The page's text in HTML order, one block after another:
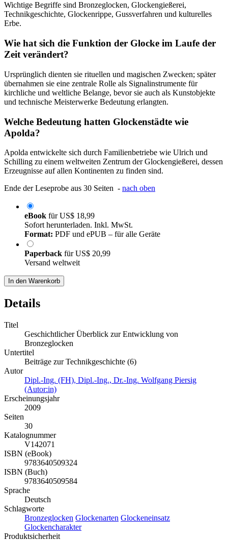
Wichtige Begriffe sind Bronzeglocken, Glockengießerei,
Technikgeschichte, Glockenrippe, Gussverfahren und kulturelles
Erbe.
Wie hat sich die Funktion der Glocke im Laufe der
Zeit verändert?
Ursprünglich dienten sie rituellen und magischen Zwecken; später
übernahmen sie eine zentrale Rolle als Signalinstrumente für
kirchliche und weltliche Belange, bevor sie auch als Kunstobjekte
und technische Meisterwerke Bedeutung erlangten.
Welche Bedeutung hatten Glockenstädte wie
Apolda?
Apolda entwickelte sich durch Familienbetriebe wie Ulrich und
Schilling zu einem weltweiten Zentrum der Glockengießerei, dessen
Erzeugnisse auf allen Kontinenten zu finden sind.
Ende der Leseprobe aus 30 Seiten - nach oben
eBook fürUS$ 18,99
Sofort herunterladen. Inkl. MwSt.
Format: PDF und ePUB – für alle Geräte
Paperback fürUS$ 20,99
Versand weltweit
In den Warenkorb
Details
Titel
Geschichtlicher Überblick zur Entwicklung von
Bronzeglocken
Untertitel
Beiträge zur Technikgeschichte (6)
Autor
Dipl.-Ing. (FH), Dipl.-Ing., Dr.-Ing. Wolfgang Piersig
(Autor:in)
Erscheinungsjahr
2009
Seiten
30
Katalognummer
V142071
ISBN (eBook)
9783640509324
ISBN (Buch)
9783640509584
Sprache
Deutsch
Schlagworte
Bronzeglocken Glockenarten Glockeneinsatz
Glockencharakter
Produktsicherheit